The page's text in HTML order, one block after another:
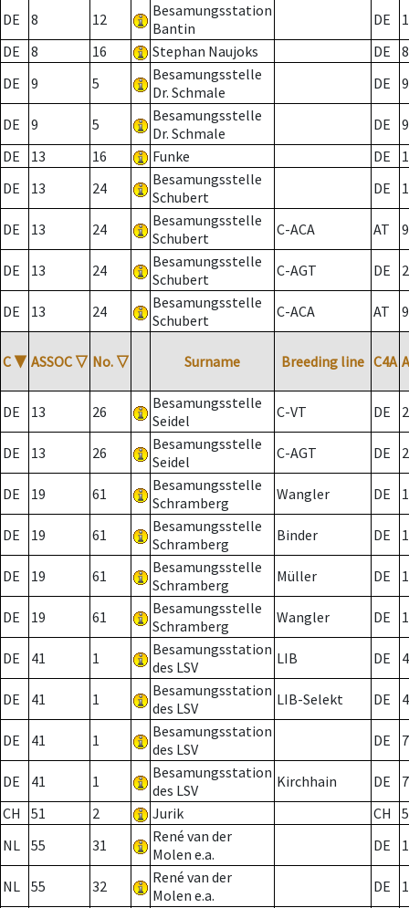
DE 8 12
Besamungsstation
Bantin
DE
DE
8 16 Stephan Naujoks DE
8
DE
9 5
Besamungsstelle
Dr. Schmale
DE 9
DE 9 5
Besamungsstelle
Dr. Schmale
DE
9
DE
13 16 Funke DE
DE
13 24
Besamungsstelle
Schubert
DE
DE 13 24
Besamungsstelle
Schubert
C-ACA AT
DE 13 24
Besamungsstelle
Schubert
C-AGT DE 2
DE 13 24
Besamungsstelle
Schubert
C-ACA AT
C ▼ ASSOC ▽ No. ▽ Surname Breeding line C4A
DE 13 26
Besamungsstelle
Seidel
C-VT DE 2
DE 13 26
Besamungsstelle
Seidel
C-AGT DE 2
DE 19 61
Besamungsstelle
Schramberg
Wangler DE
DE 19 61
Besamungsstelle
Schramberg
Binder DE 1
DE 19 61
Besamungsstelle
Schramberg
Müller DE
DE 19 61
Besamungsstelle
Schramberg
Wangler DE
DE 41 1
Besamungsstation
des LSV
LIB DE
DE 41 1
Besamungsstation
des LSV
LIB-Selekt DE
DE 41 1
Besamungsstation
des LSV
DE 7
DE 41 1
Besamungsstation
des LSV
Kirchhain DE
7
CH
51 2 Jurik CH
NL 55 31
René van der
Molen e.a.
DE
NL 55 32
René van der
Molen e.a.
DE